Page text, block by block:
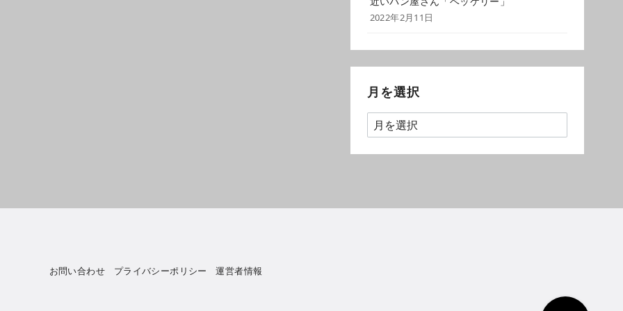
2022年2月11日
月を選択
お問い合わせ プライバシーポリシー 運営者情報